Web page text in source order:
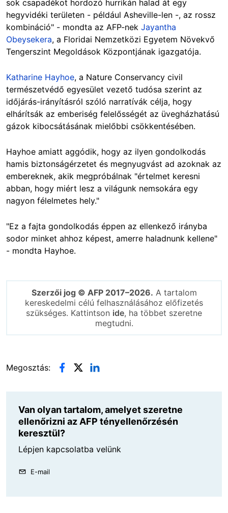
sok csapadékot hordozó hurrikán halad át egy
hegyvidéki területen - például Asheville-len -, az rossz
kombináció" - mondta az AFP-nek Jayantha
Obeysekera, a Floridai Nemzetközi Egyetem Növekvő
Tengerszint Megoldások Központjának igazgatója.
Katharine Hayhoe, a Nature Conservancy civil
természetvédő egyesület vezető tudósa szerint az
időjárás-irányításról szóló narratívák célja, hogy
elhárítsák az emberiség felelősségét az üvegházhatású
gázok kibocsátásának mielőbbi csökkentésében.
Hayhoe amiatt aggódik, hogy az ilyen gondolkodás
hamis biztonságérzetet és megnyugvást ad azoknak az
embereknek, akik megpróbálnak "értelmet keresni
abban, hogy miért lesz a világunk nemsokára egy
nagyon félelmetes hely."
"Ez a fajta gondolkodás éppen az ellenkező irányba
sodor minket ahhoz képest, amerre haladnunk kellene"
- mondta Hayhoe.
Szerzői jog © AFP 2017–2026. A tartalom
kereskedelmi célú felhasználásához előfizetés
szükséges. Kattintson ide, ha többet szeretne
megtudni.
Megosztás:
Van olyan tartalom, amelyet szeretne
ellenőrizni az AFP tényellenőrzésén
keresztül?
Lépjen kapcsolatba velünk
E-mail